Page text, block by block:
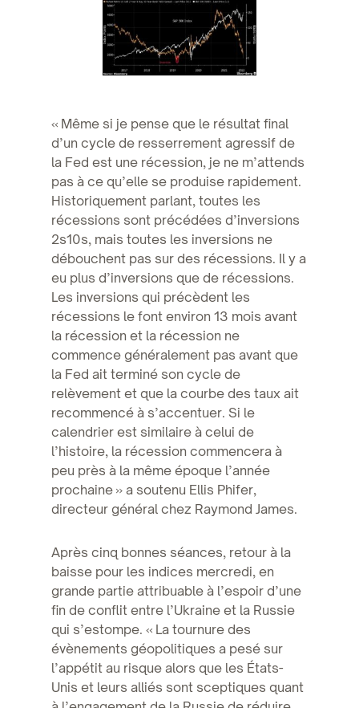
« Même si je pense que le résultat final
d’un cycle de resserrement agressif de
la Fed est une récession, je ne m’attends
pas à ce qu’elle se produise rapidement.
Historiquement parlant, toutes les
récessions sont précédées d’inversions
2s10s, mais toutes les inversions ne
débouchent pas sur des récessions. Il y a
eu plus d’inversions que de récessions.
Les inversions qui précèdent les
récessions le font environ 13 mois avant
la récession et la récession ne
commence généralement pas avant que
la Fed ait terminé son cycle de
relèvement et que la courbe des taux ait
recommencé à s’accentuer. Si le
calendrier est similaire à celui de
l’histoire, la récession commencera à
peu près à la même époque l’année
prochaine » a soutenu Ellis Phifer,
directeur général chez Raymond James.
Après cinq bonnes séances, retour à la
baisse pour les indices mercredi, en
grande partie attribuable à l’espoir d’une
fin de conflit entre l’Ukraine et la Russie
qui s’estompe. « La tournure des
évènements géopolitiques a pesé sur
l’appétit au risque alors que les États-
Unis et leurs alliés sont sceptiques quant